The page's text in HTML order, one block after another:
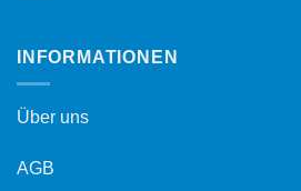
INFORMATIONEN
Über uns
AGB